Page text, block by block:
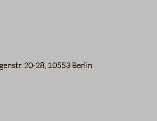
20-28, 10553 Berlin